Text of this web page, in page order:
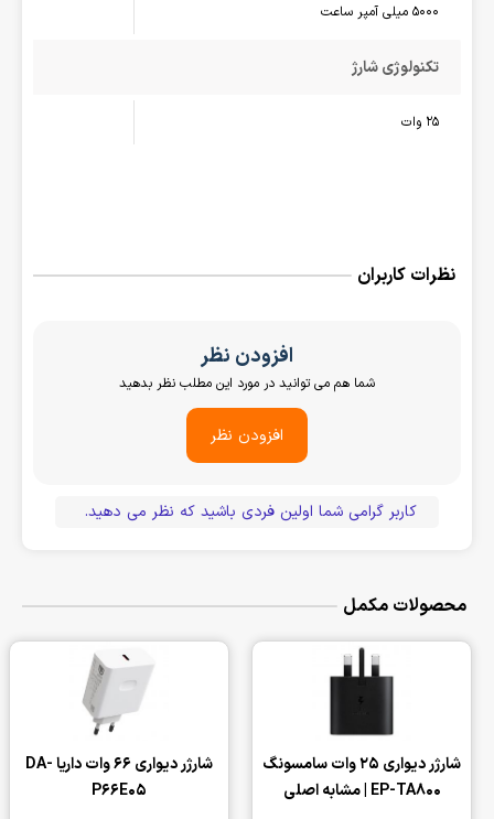
5000 میلی آمپر ساعت
تکنولوژی شارژ
25 وات
نظرات کاربران
افزودن نظر
شما هم می توانید در مورد این مطلب نظر بدهید
افزودن نظر
کاربر گرامی شما اولین فردی باشید که نظر می دهید.
محصولات مکمل
شارژر دیواری 25 وات سامسونگ
EP-TA800 | مشابه اصلی
شارژر دیواری 66 وات داریا DA-
P66E05